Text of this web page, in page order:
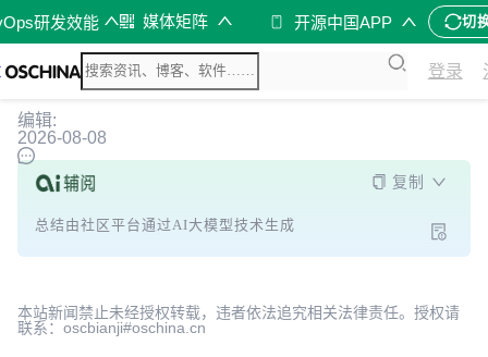
研发效能 媒体矩阵 开源中国APP 切
登录
编辑:
2026-08-08
复制
总结由社区平台通过AI大模型技术生成
本站新闻禁止未经授权转载，违者依法追究相关法律责任。授权请
联系：oscbianji#oschina.cn